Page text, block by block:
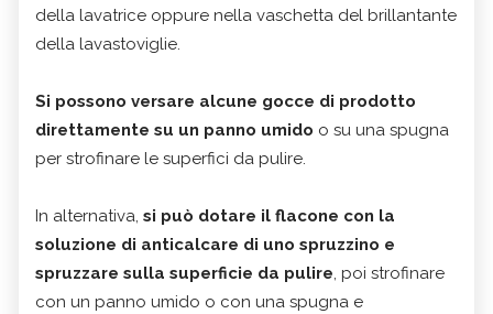
della lavatrice oppure nella vaschetta del brillantante
della lavastoviglie.
Si possono versare alcune gocce di prodotto
direttamente su un panno umido o su una spugna
per strofinare le superfici da pulire.
In alternativa, si può dotare il flacone con la
soluzione di anticalcare di uno spruzzino e
spruzzare sulla superficie da pulire, poi strofinare
con un panno umido o con una spugna e